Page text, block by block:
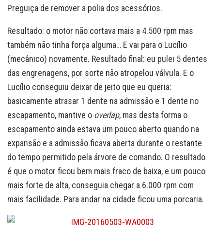
Preguiça de remover a polia dos acessórios.
Resultado: o motor não cortava mais a 4.500 rpm mas
também não tinha força alguma… E vai para o Lucílio
(mecânico) novamente. Resultado final: eu pulei 5 dentes
das engrenagens, por sorte não atropelou válvula. E o
Lucílio conseguiu deixar de jeito que eu queria:
basicamente atrasar 1 dente na admissão e 1 dente no
escapamento, mantive o overlap, mas desta forma o
escapamento ainda estava um pouco aberto quando na
expansão e a admissão ficava aberta durante o restante
do tempo permitido pela árvore de comando. O resultado
é que o motor ficou bem mais fraco de baixa, e um pouco
mais forte de alta, conseguia chegar a 6.000 rpm com
mais facilidade. Para andar na cidade ficou uma porcaria.